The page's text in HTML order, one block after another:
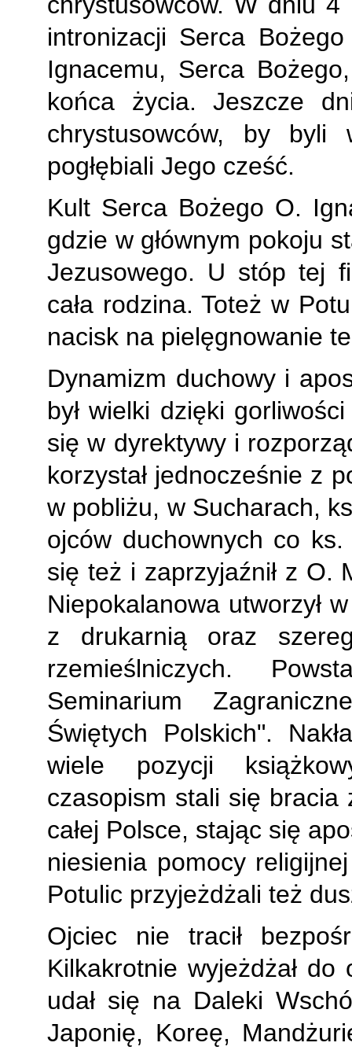
intronizacji Serca
Ignacemu, Serca
końca życia. Jeszcze
chrystusowców, by
pogłębiali Jego cześć.
Kult Serca Bożego O.
gdzie w głównym pokoju
Jezusowego. U stóp tej
cała rodzina. Toteż w
nacisk na pielęgnowanie
Dynamizm duchowy i
był wielki dzięki
się w dyrektywy i
korzystał jednocześnie z
w pobliżu, w Sucharach,
ojców duchownych co ks.
się też i zaprzyjaźnił z O.
Niepokalanowa utworzył
z drukarnią oraz
rzemieślniczych.
Seminarium
Świętych Polskich".
wiele pozycji
czasopism stali się bracia
całej Polsce, stając się
niesienia pomocy
Potulic przyjeżdżali też
Ojciec nie tracił
Kilkakrotnie wyjeżdżał
udał się na Daleki
Japonię, Koreę,